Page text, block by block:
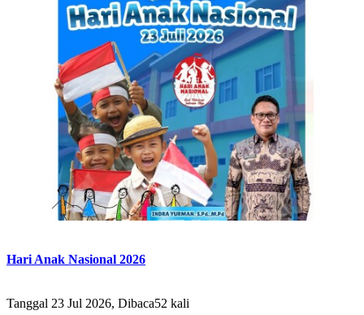
Hari Anak Nasional 2026
Tanggal 23 Jul 2026, Dibaca52 kali